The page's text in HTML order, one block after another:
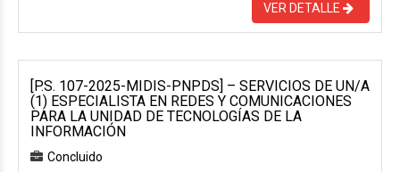
VER DETALLE
[P.S. 107-2025-MIDIS-PNPDS] – SERVICIOS DE UN/A
(1) ESPECIALISTA EN REDES Y COMUNICACIONES
PARA LA UNIDAD DE TECNOLOGÍAS DE LA
INFORMACIÓN
Concluido